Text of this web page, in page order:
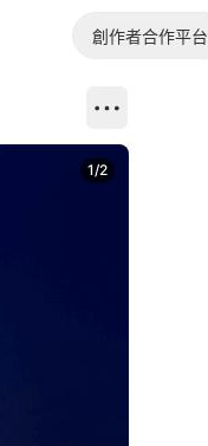
創作者合作平台
1/2